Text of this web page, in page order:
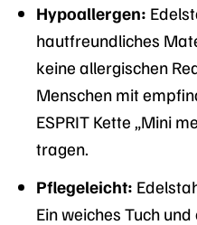
Hypoallergen:
hautfreundliches
keine allergischen
Menschen mit
ESPRIT Kette „Mini
tragen.
Pflegeleicht:
Ein weiches Tuch